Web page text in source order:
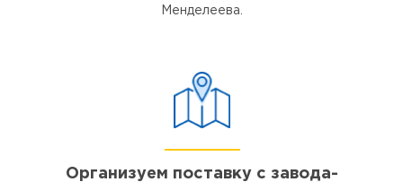
Менделеева.
Организуем поставку с завода-